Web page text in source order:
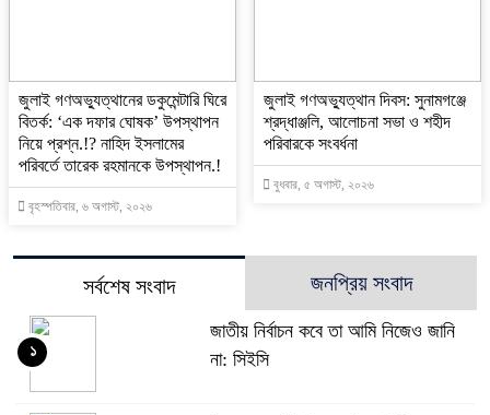
‎জুলাই গণঅভ্যুত্থানের ডকুমেন্টারি ঘিরে
বিতর্ক: ‘এক দফার ঘোষক’ উপস্থাপন
নিয়ে প্রশ্ন.!? নাহিদ ইসলামের
পরিবর্তে তারেক রহমানকে উপস্থাপন.!
বৃহস্পতিবার, ৬ অগাস্ট, ২০২৬
জুলাই গণঅভ্যুত্থান দিবস: সুনামগঞ্জে
শ্রদ্ধাঞ্জলি, আলোচনা সভা ও শহীদ
পরিবারকে সংবর্ধনা
বুধবার, ৫ অগাস্ট, ২০২৬
সর্বশেষ সংবাদ জনপ্রিয় সংবাদ
জাতীয় নির্বাচন কবে তা আমি নিজেও জানি
না: সিইসি
১